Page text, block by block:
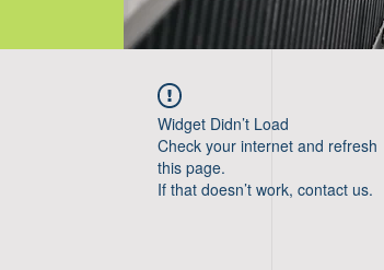
Widget Didn’t Load
Check your internet and refresh
this page.
If that doesn’t work, contact us.